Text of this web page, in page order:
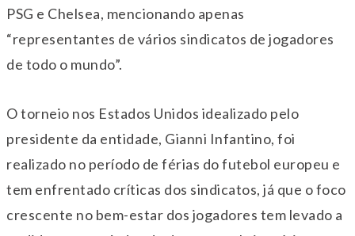
PSG e Chelsea, mencionando apenas
“representantes de vários sindicatos de jogadores
de todo o mundo”.
O torneio nos Estados Unidos idealizado pelo
presidente da entidade, Gianni Infantino, foi
realizado no período de férias do futebol europeu e
tem enfrentado críticas dos sindicatos, já que o foco
crescente no bem-estar dos jogadores tem levado a